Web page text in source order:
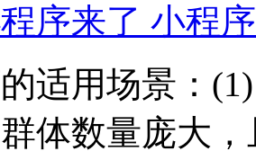
序来了 小程
适用场景：
体数量庞大